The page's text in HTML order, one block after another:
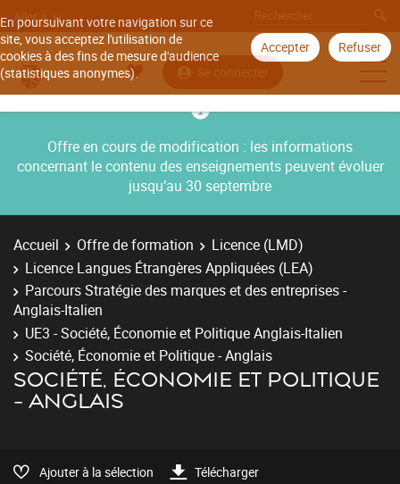
En poursuivant votre navigation sur ce
site, vous acceptez l'utilisation de
cookies à des fins de mesure d'audience
(statistiques anonymes).
Accepter Refuser
Aller à
Se connecter
Offre en cours de modification : les informations
concernant le contenu des enseignements peuvent évoluer
jusqu’au 30 septembre
Accueil Offre de formation
Licence (LMD)
Licence Langues Étrangères Appliquées (LEA)
Parcours Stratégie des marques et des entreprises -
Anglais-Italien
UE3 - Société, Économie et Politique Anglais-Italien
Société, Économie et Politique - Anglais
SOCIÉTÉ, ÉCONOMIE ET POLITIQUE
- ANGLAIS
Ajouter à la sélection Télécharger